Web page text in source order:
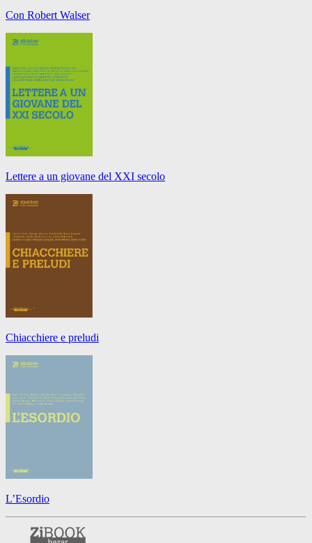
Con Robert Walser
Lettere a un giovane del XXI secolo
Chiacchiere e preludi
L’Esordio